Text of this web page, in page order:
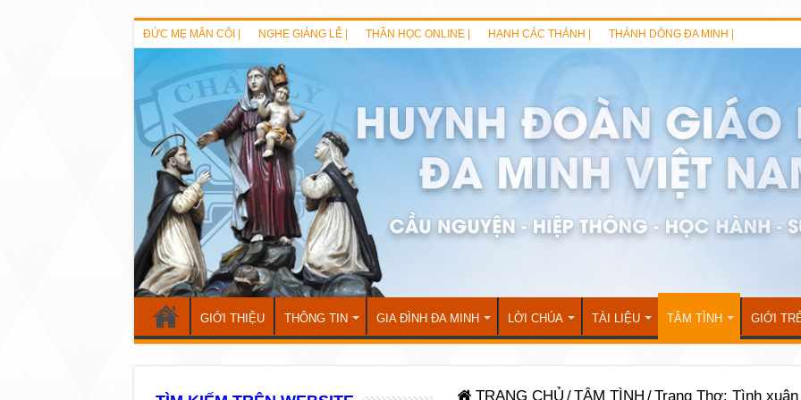
ĐỨC MẸ MÂN CÔI | NGHE GIẢNG LỄ | THẦN HỌC ONLINE | HẠNH CÁC THÁNH | THÁNH DÒNG ĐA MINH |
GIỚI THIỆU THÔNG TIN GIA ĐÌNH ĐA MINH LỜI CHÚA TÀI LIỆU TÂM TÌNH GIỚI
TRANG CHỦ /TÂM TÌNH /Trang Thơ: Tình xuân